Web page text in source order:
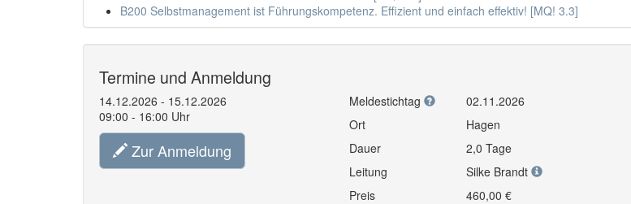
B200 Selbstmanagement ist Führungskompetenz. Effizient und einfach effektiv! [MQ! 3.3]
Termine und Anmeldung
14.12.2026 - 15.12.2026
09:00 - 16:00 Uhr
Zur Anmeldung
Meldestichtag
02.11.2026
Ort
Hagen
Dauer
2,0 Tage
Leitung
Silke Brandt
Preis
460,00 €